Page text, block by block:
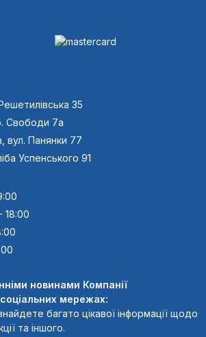
35
Свободи 7а
вул. Панянки 77
Успенського 91
18:00
новинами Компанії
мережах:
багато цікавої інформації щодо
та іншого.